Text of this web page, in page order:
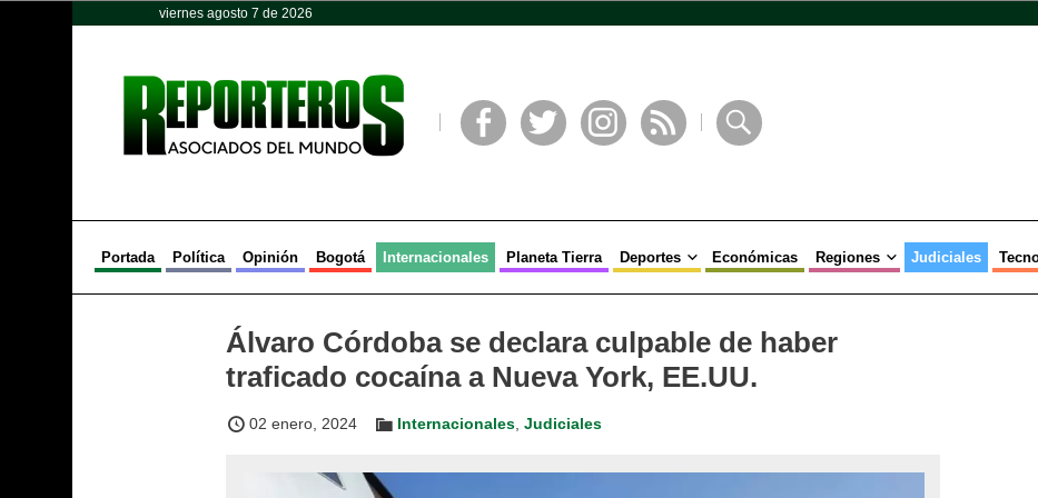
viernes agosto 7 de 2026
Portada Política Opinión Bogotá Internacionales Planeta Tierra Deportes Económicas Regiones Judiciales
Álvaro Córdoba se declara culpable de haber
traficado cocaína a Nueva York, EE.UU.
02 enero, 2024 Internacionales Judiciales
Opinión Política